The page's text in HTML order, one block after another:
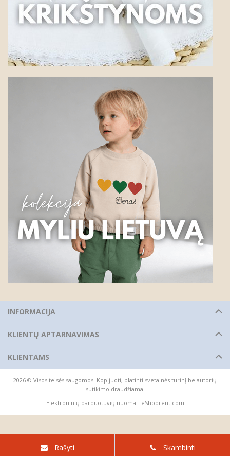
INFORMACIJA
KLIENTŲ APTARNAVIMAS
KLIENTAMS
2026 © Visos teisės saugomos. Kopijuoti, platinti svetainės turinį be autorių
sutikimo draudžiama.
Elektroninių parduotuvių nuoma - eShoprent.com
Rašyti Skambinti